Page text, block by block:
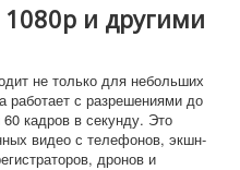
1080p и другими
не только для небольших
работает с разрешениями до
кадров в секунду. Это
видео с телефонов, экшн-
дронов и